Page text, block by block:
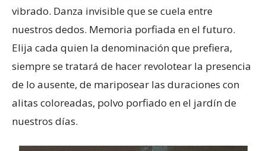
vibrado. Danza invisible que se cuela entre
nuestros dedos. Memoria porfiada en el futuro.
Elija cada quien la denominación que prefiera,
siempre se tratará de hacer revolotear la presencia
de lo ausente, de mariposear las duraciones con
alitas coloreadas, polvo porfiado en el jardín de
nuestros días.